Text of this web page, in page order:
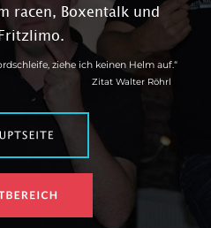
racen, Boxentalk und
ziehe ich keinen Helm auf.“
Zitat Walter Röhrl